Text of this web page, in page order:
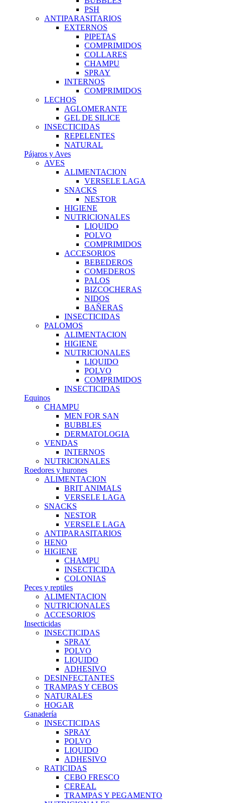
PSH
ANTIPARASITARIOS
EXTERNOS
PIPETAS
COMPRIMIDOS
COLLARES
CHAMPU
SPRAY
INTERNOS
COMPRIMIDOS
LECHOS
AGLOMERANTE
GEL DE SILICE
INSECTICIDAS
REPELENTES
NATURAL
Pájaros y Aves
AVES
ALIMENTACION
VERSELE LAGA
SNACKS
NESTOR
HIGIENE
NUTRICIONALES
LIQUIDO
POLVO
COMPRIMIDOS
ACCESORIOS
BEBEDEROS
COMEDEROS
PALOS
BIZCOCHERAS
NIDOS
BAÑERAS
INSECTICIDAS
PALOMOS
ALIMENTACION
HIGIENE
NUTRICIONALES
LIQUIDO
POLVO
COMPRIMIDOS
INSECTICIDAS
Equinos
CHAMPU
MEN FOR SAN
BUBBLES
DERMATOLOGIA
VENDAS
INTERNOS
NUTRICIONALES
Roedores y hurones
ALIMENTACION
BRIT ANIMALS
VERSELE LAGA
SNACKS
NESTOR
VERSELE LAGA
ANTIPARASITARIOS
HENO
HIGIENE
CHAMPU
INSECTICIDA
COLONIAS
Peces y reptiles
ALIMENTACION
NUTRICIONALES
ACCESORIOS
Insecticidas
INSECTICIDAS
SPRAY
POLVO
LIQUIDO
ADHESIVO
DESINFECTANTES
TRAMPAS Y CEBOS
NATURALES
HOGAR
Ganadería
INSECTICIDAS
SPRAY
POLVO
LIQUIDO
ADHESIVO
RATICIDAS
CEBO FRESCO
CEREAL
TRAMPAS Y PEGAMENTO